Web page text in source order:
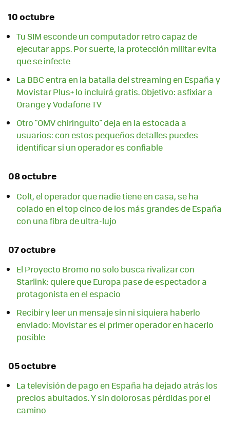
10 octubre
Tu SIM esconde un computador retro capaz de
ejecutar apps. Por suerte, la protección militar evita
que se infecte
La BBC entra en la batalla del streaming en España y
Movistar Plus+ lo incluirá gratis. Objetivo: asfixiar a
Orange y Vodafone TV
Otro "OMV chiringuito" deja en la estocada a
usuarios: con estos pequeños detalles puedes
identificar si un operador es confiable
08 octubre
Colt, el operador que nadie tiene en casa, se ha
colado en el top cinco de los más grandes de España
con una fibra de ultra-lujo
07 octubre
El Proyecto Bromo no solo busca rivalizar con
Starlink: quiere que Europa pase de espectador a
protagonista en el espacio
Recibir y leer un mensaje sin ni siquiera haberlo
enviado: Movistar es el primer operador en hacerlo
posible
05 octubre
La televisión de pago en España ha dejado atrás los
precios abultados. Y sin dolorosas pérdidas por el
camino